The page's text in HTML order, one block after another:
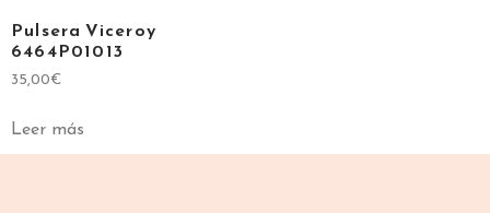
Pulsera Viceroy
6464P01013
35,00€
Leer más